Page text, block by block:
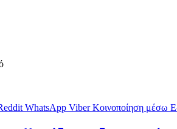
WhatsApp Viber Κοινοποίηση μέσω